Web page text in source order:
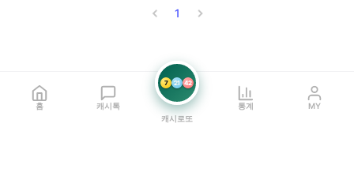
1
홈 캐시톡
7 21 42
캐시로또
통계 MY